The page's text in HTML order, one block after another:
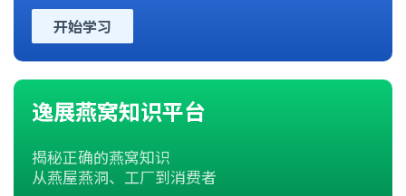
开始学习
逸展燕窝知识平台
揭秘正确的燕窝知识
从燕屋燕洞、工厂到消费者